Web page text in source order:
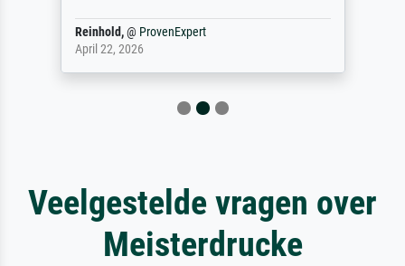
Reinhold,@ ProvenExpert
April 22, 2026
Veelgestelde vragen over
Meisterdrucke